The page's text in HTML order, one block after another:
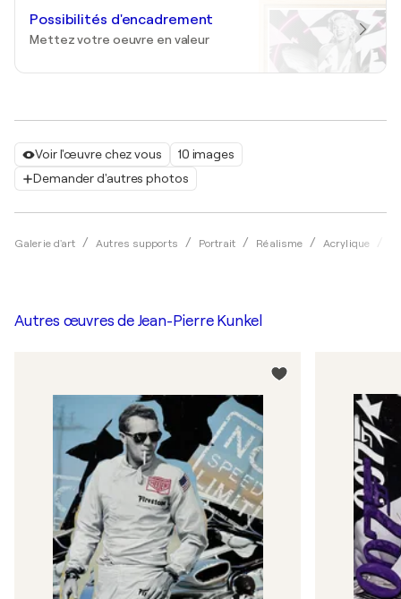
Voir l'œuvre chez vous
10 images
Demander d'autres photos
Galerie d'art Autres supports Portrait Réalisme Acrylique
Possibilités d'encadrement
Mettez votre oeuvre en valeur
Autres œuvres de Jean-Pierre Kunkel